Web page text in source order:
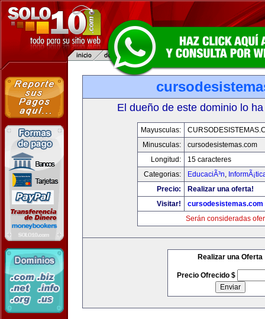
El dueño de este dominio lo
Mayusculas:
Minusculas:
cursodesistemas.com
Longitud:
15 caracteres
Categorias:
EducaciÃ³n,
Precio:
Realizar una oferta!
Visitar!
cursodesistemas.com
Serán consideradas
Realizar una Oferta
Precio Ofrecido $